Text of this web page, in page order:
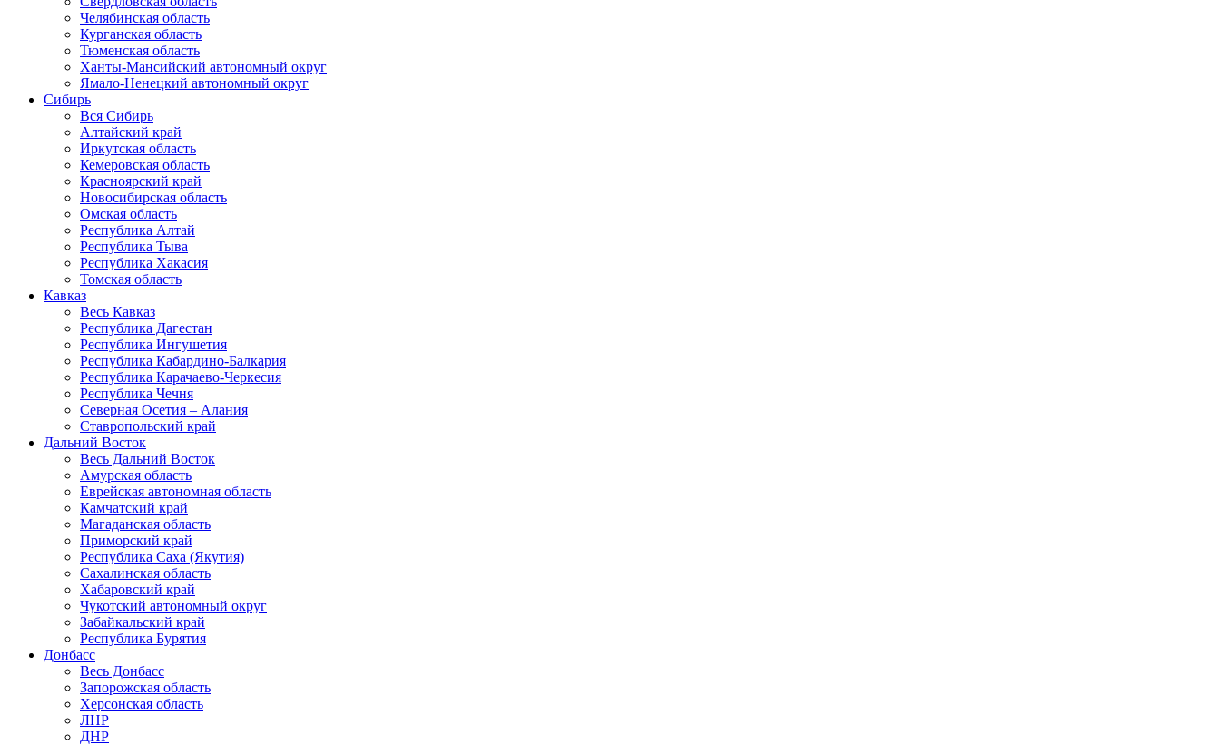
Челябинская область
Курганская область
Тюменская область
Ханты-Мансийский автономный округ
Ямало-Ненецкий автономный округ
Сибирь
Вся Сибирь
Алтайский край
Иркутская область
Кемеровская область
Красноярский край
Новосибирская область
Омская область
Республика Алтай
Республика Тыва
Республика Хакасия
Томская область
Кавказ
Весь Кавказ
Республика Дагестан
Республика Ингушетия
Республика Кабардино-Балкария
Республика Карачаево-Черкесия
Республика Чечня
Северная Осетия – Алания
Ставропольский край
Дальний Восток
Весь Дальний Восток
Амурская область
Еврейская автономная область
Камчатский край
Магаданская область
Приморский край
Республика Саха (Якутия)
Сахалинская область
Хабаровский край
Чукотский автономный округ
Забайкальский край
Республика Бурятия
Донбасс
Весь Донбасс
Запорожская область
Херсонская область
ЛНР
ДНР